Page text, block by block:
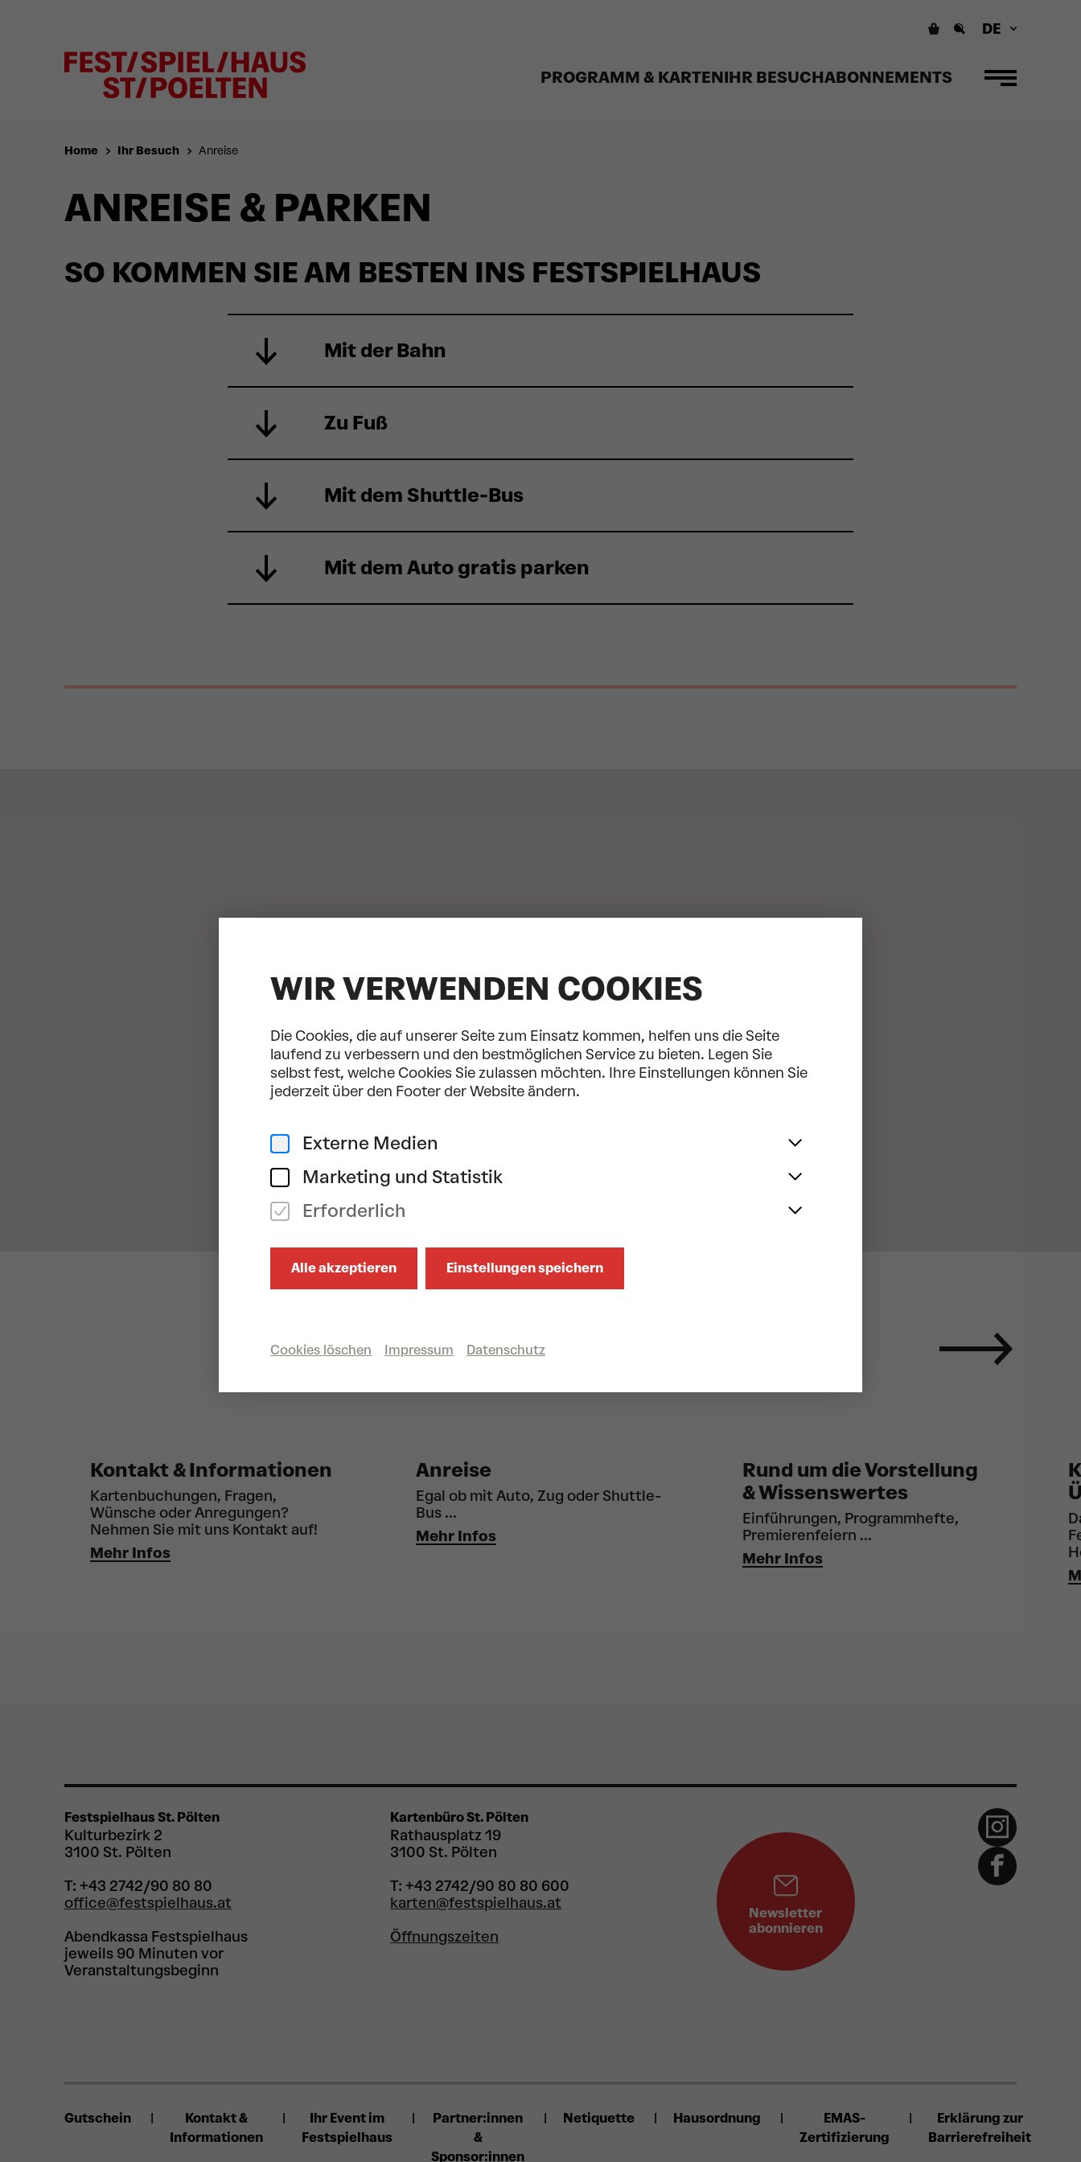
WIR VERWENDEN COOKIES
Die Cookies, die auf unserer Seite zum Einsatz kommen, helfen uns die Seite
laufend zu verbessern und den bestmöglichen Service zu bieten. Legen Sie
selbst fest, welche Cookies Sie zulassen möchten. Ihre Einstellungen können Sie
jederzeit über den Footer der Website ändern.
Externe Medien
Marketing und Statistik
Erforderlich
Alle akzeptieren Einstellungen speichern
Cookies löschen Impressum Datenschutz
DE
PROGRAMM & KARTENIHR BESUCHABONNEMENTS
Home Ihr Besuch Anreise
ANREISE & PARKEN
SO KOMMEN SIE AM BESTEN INS FESTSPIELHAUS
Mit der Bahn
Zu Fuß
Mit dem Shuttle-Bus
Mit dem Auto gratis parken
Kontakt & Informationen
Kartenbuchungen, Fragen,
Wünsche oder Anregungen?
Nehmen Sie mit uns Kontakt auf!
Mehr Infos
Anreise
Egal ob mit Auto, Zug oder Shuttle-
Bus ...
Mehr Infos
Rund um die Vorstellung
& Wissenswertes
Einführungen, Programmhefte,
Premierenfeiern ...
Mehr Infos
Festspielhaus St. Pölten
Kulturbezirk 2
3100 St. Pölten
T: +43 2742/90 80 80
office@festspielhaus.at
Abendkassa Festspielhaus
jeweils 90 Minuten vor
Veranstaltungsbeginn
Kartenbüro St. Pölten
Rathausplatz 19
3100 St. Pölten
T: +43 2742/90 80 80 600
karten@festspielhaus.at
Öffnungszeiten
Newsletter
abonnieren
Gutschein
Kontakt &
Informationen
Ihr Event im
Festspielhaus
Partner:innen
&
Sponsor:innen
Netiquette Hausordnung
EMAS-
Zertifizierung
Erklärung zur
Barrierefreiheit